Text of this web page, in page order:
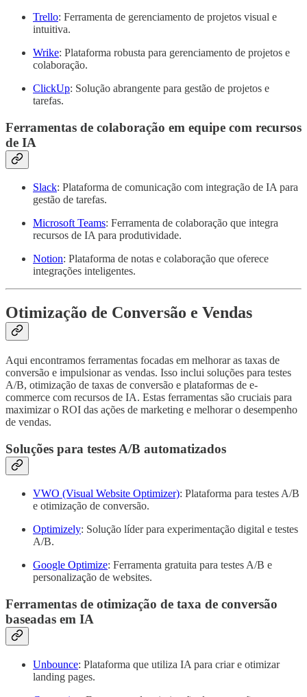
Trello: Ferramenta de gerenciamento de projetos visual e
intuitiva.
Wrike: Plataforma robusta para gerenciamento de projetos e
colaboração.
ClickUp: Solução abrangente para gestão de projetos e
tarefas.
Ferramentas de colaboração em equipe com recursos
de IA
Slack: Plataforma de comunicação com integração de IA para
gestão de tarefas.
Microsoft Teams: Ferramenta de colaboração que integra
recursos de IA para produtividade.
Notion: Plataforma de notas e colaboração que oferece
integrações inteligentes.
Otimização de Conversão e Vendas
Aqui encontramos ferramentas focadas em melhorar as taxas de
conversão e impulsionar as vendas. Isso inclui soluções para testes
A/B, otimização de taxas de conversão e plataformas de e-
commerce com recursos de IA. Estas ferramentas são cruciais para
maximizar o ROI das ações de marketing e melhorar o desempenho
de vendas.
Soluções para testes A/B automatizados
VWO (Visual Website Optimizer): Plataforma para testes A/B
e otimização de conversão.
Optimizely: Solução líder para experimentação digital e testes
A/B.
Google Optimize: Ferramenta gratuita para testes A/B e
personalização de websites.
Ferramentas de otimização de taxa de conversão
baseadas em IA
Unbounce: Plataforma que utiliza IA para criar e otimizar
landing pages.